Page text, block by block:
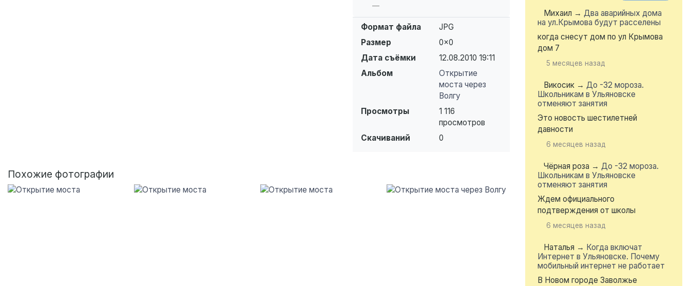
—
Формат файла
JPG
Размер
0×0
Дата съёмки
12.08.2010 19:11
Альбом
Открытие
моста через
Волгу
Просмотры
1 116
просмотров
Скачиваний
0
Похожие фотографии
Михаил → Два аварийных дома
на ул.Крымова будут расселены
когда снесут дом по ул Крымова
дом 7
5 месяцев назад
Викосик → До -32 мороза.
Школьникам в Ульяновске
отменяют занятия
Это новость шестилетней
давности
6 месяцев назад
Чёрная роза → До -32 мороза.
Школьникам в Ульяновске
отменяют занятия
Ждем официального
подтверждения от школы
6 месяцев назад
Наталья → Когда включат
Интернет в Ульяновске. Почему
мобильный интернет не работает
В Новом городе Заволжье